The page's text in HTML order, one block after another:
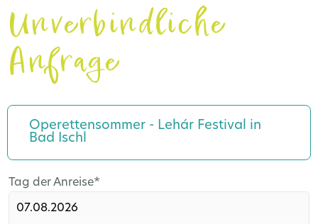
Unverbindliche
Anfrage
Operettensommer - Lehár Festival in
Bad Ischl
Pflichtfeld
Tag der Anreise*